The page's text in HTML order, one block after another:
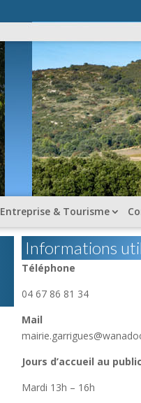
Entreprise & Tourisme
Informations
Téléphone
04 67 86 81 34
Mail
Jours d’accueil au
Mardi 13h – 16h